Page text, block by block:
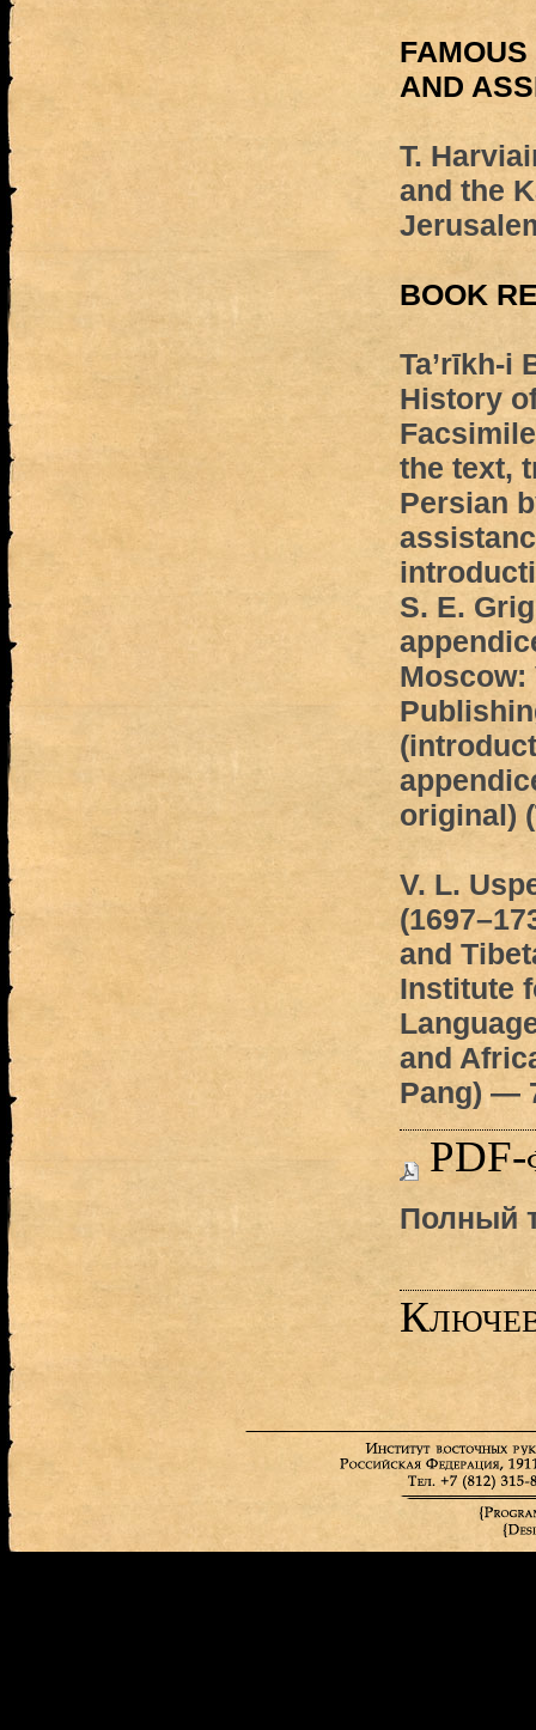
AND
T.
and the
BOOK
Ta’rīkh-i
History
the text,
Persian
S. E.
Moscow:
original)
V. L.
and
Institute
and
Pang) —
PDF-
Полный